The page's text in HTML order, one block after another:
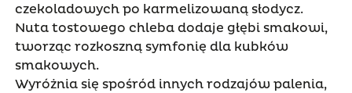
czekoladowych po karmelizowaną słodycz.
Nuta tostowego chleba dodaje głębi smakowi,
tworząc rozkoszną symfonię dla kubków
smakowych.
Wyróżnia się spośród innych rodzajów palenia,